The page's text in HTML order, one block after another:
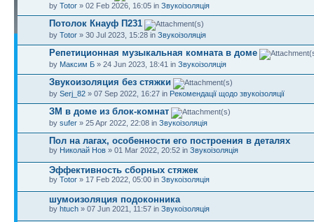
by Totor » 02 Feb 2026, 16:05 in Звукоізоляція
Потолок Кнауф П231
by Totor » 30 Jul 2023, 15:28 in Звукоізоляція
Репетиционная музыкальная комната в доме
by Максим Б » 24 Jun 2023, 18:41 in Звукоізоляція
Звукоизоляция без стяжки
by Serj_82 » 07 Sep 2022, 16:27 in Рекомендації щодо звукоізоляції
ЗМ в доме из блок-комнат
by sufer » 25 Apr 2022, 22:08 in Звукоізоляція
Пол на лагах, особенности его построения в деталях
by Николай Нов » 01 Mar 2022, 20:52 in Звукоізоляція
Эффективность сборных стяжек
by Totor » 17 Feb 2022, 05:00 in Звукоізоляція
шумоизоляция подоконника
by htuch » 07 Jun 2021, 11:57 in Звукоізоляція